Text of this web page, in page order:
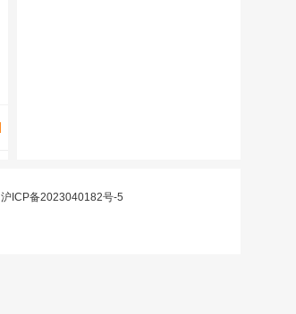
沪ICP备2023040182号-5